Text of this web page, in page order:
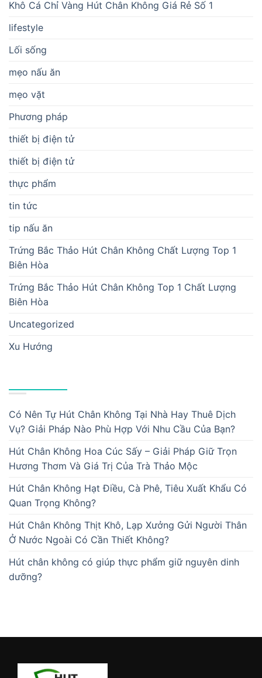
Khô Cá Chỉ Vàng Hút Chân Không Giá Rẻ Số 1
lifestyle
Lối sống
mẹo nấu ăn
mẹo vặt
Phương pháp
thiết bị điện tử
thiết bị điện tử
thực phẩm
tin tức
tip nấu ăn
Trứng Bắc Thảo Hút Chân Không Chất Lượng Top 1
Biên Hòa
Trứng Bắc Thảo Hút Chân Không Top 1 Chất Lượng
Biên Hòa
Uncategorized
Xu Hướng
Có Nên Tự Hút Chân Không Tại Nhà Hay Thuê Dịch
Vụ? Giải Pháp Nào Phù Hợp Với Nhu Cầu Của Bạn?
Hút Chân Không Hoa Cúc Sấy – Giải Pháp Giữ Trọn
Hương Thơm Và Giá Trị Của Trà Thảo Mộc
Hút Chân Không Hạt Điều, Cà Phê, Tiêu Xuất Khẩu Có
Quan Trọng Không?
Hút Chân Không Thịt Khô, Lạp Xưởng Gửi Người Thân
Ở Nước Ngoài Có Cần Thiết Không?
Hút chân không có giúp thực phẩm giữ nguyên dinh
dưỡng?